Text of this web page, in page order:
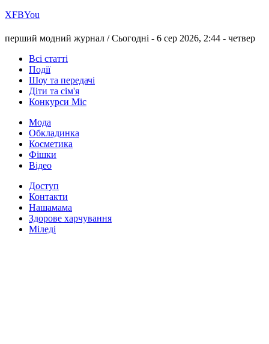
ХFBYou
перший модний журнал /Сьогодні - 6 сер 2026, 2:44 - четвер
Всі статті
Події
Шоу та передачі
Діти та сім'я
Конкурси Міс
Мода
Обкладинка
Косметика
Фішки
Відео
Доступ
Контакти
Нашамама
Здорове харчування
Міледі